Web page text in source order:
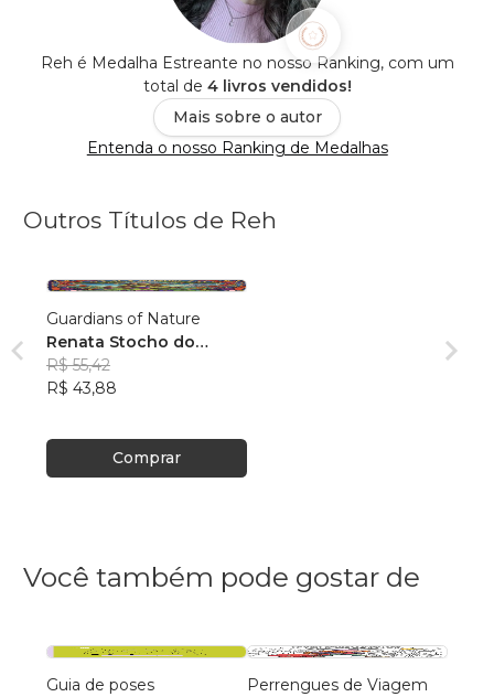
Reh é Medalha Estreante no nosso Ranking, com um
total de 4 livros vendidos!
Mais sobre o autor
Entenda o nosso Ranking de Medalhas
Outros Títulos de Reh
Guardians of Nature
Renata Stocho do
Nascimento
R$ 55,42
R$ 43,88
Comprar
Você também pode gostar de
Guia de poses
Perrengues de Viagem